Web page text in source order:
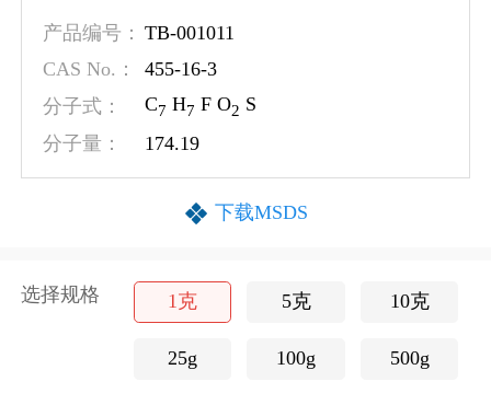
产品编号： TB-001011
CAS No.：
455-16-3
分子式：
C7 H7 F O2 S
分子量：
174.19
下载MSDS
选择规格 1克 5克 10克
25g 100g 500g